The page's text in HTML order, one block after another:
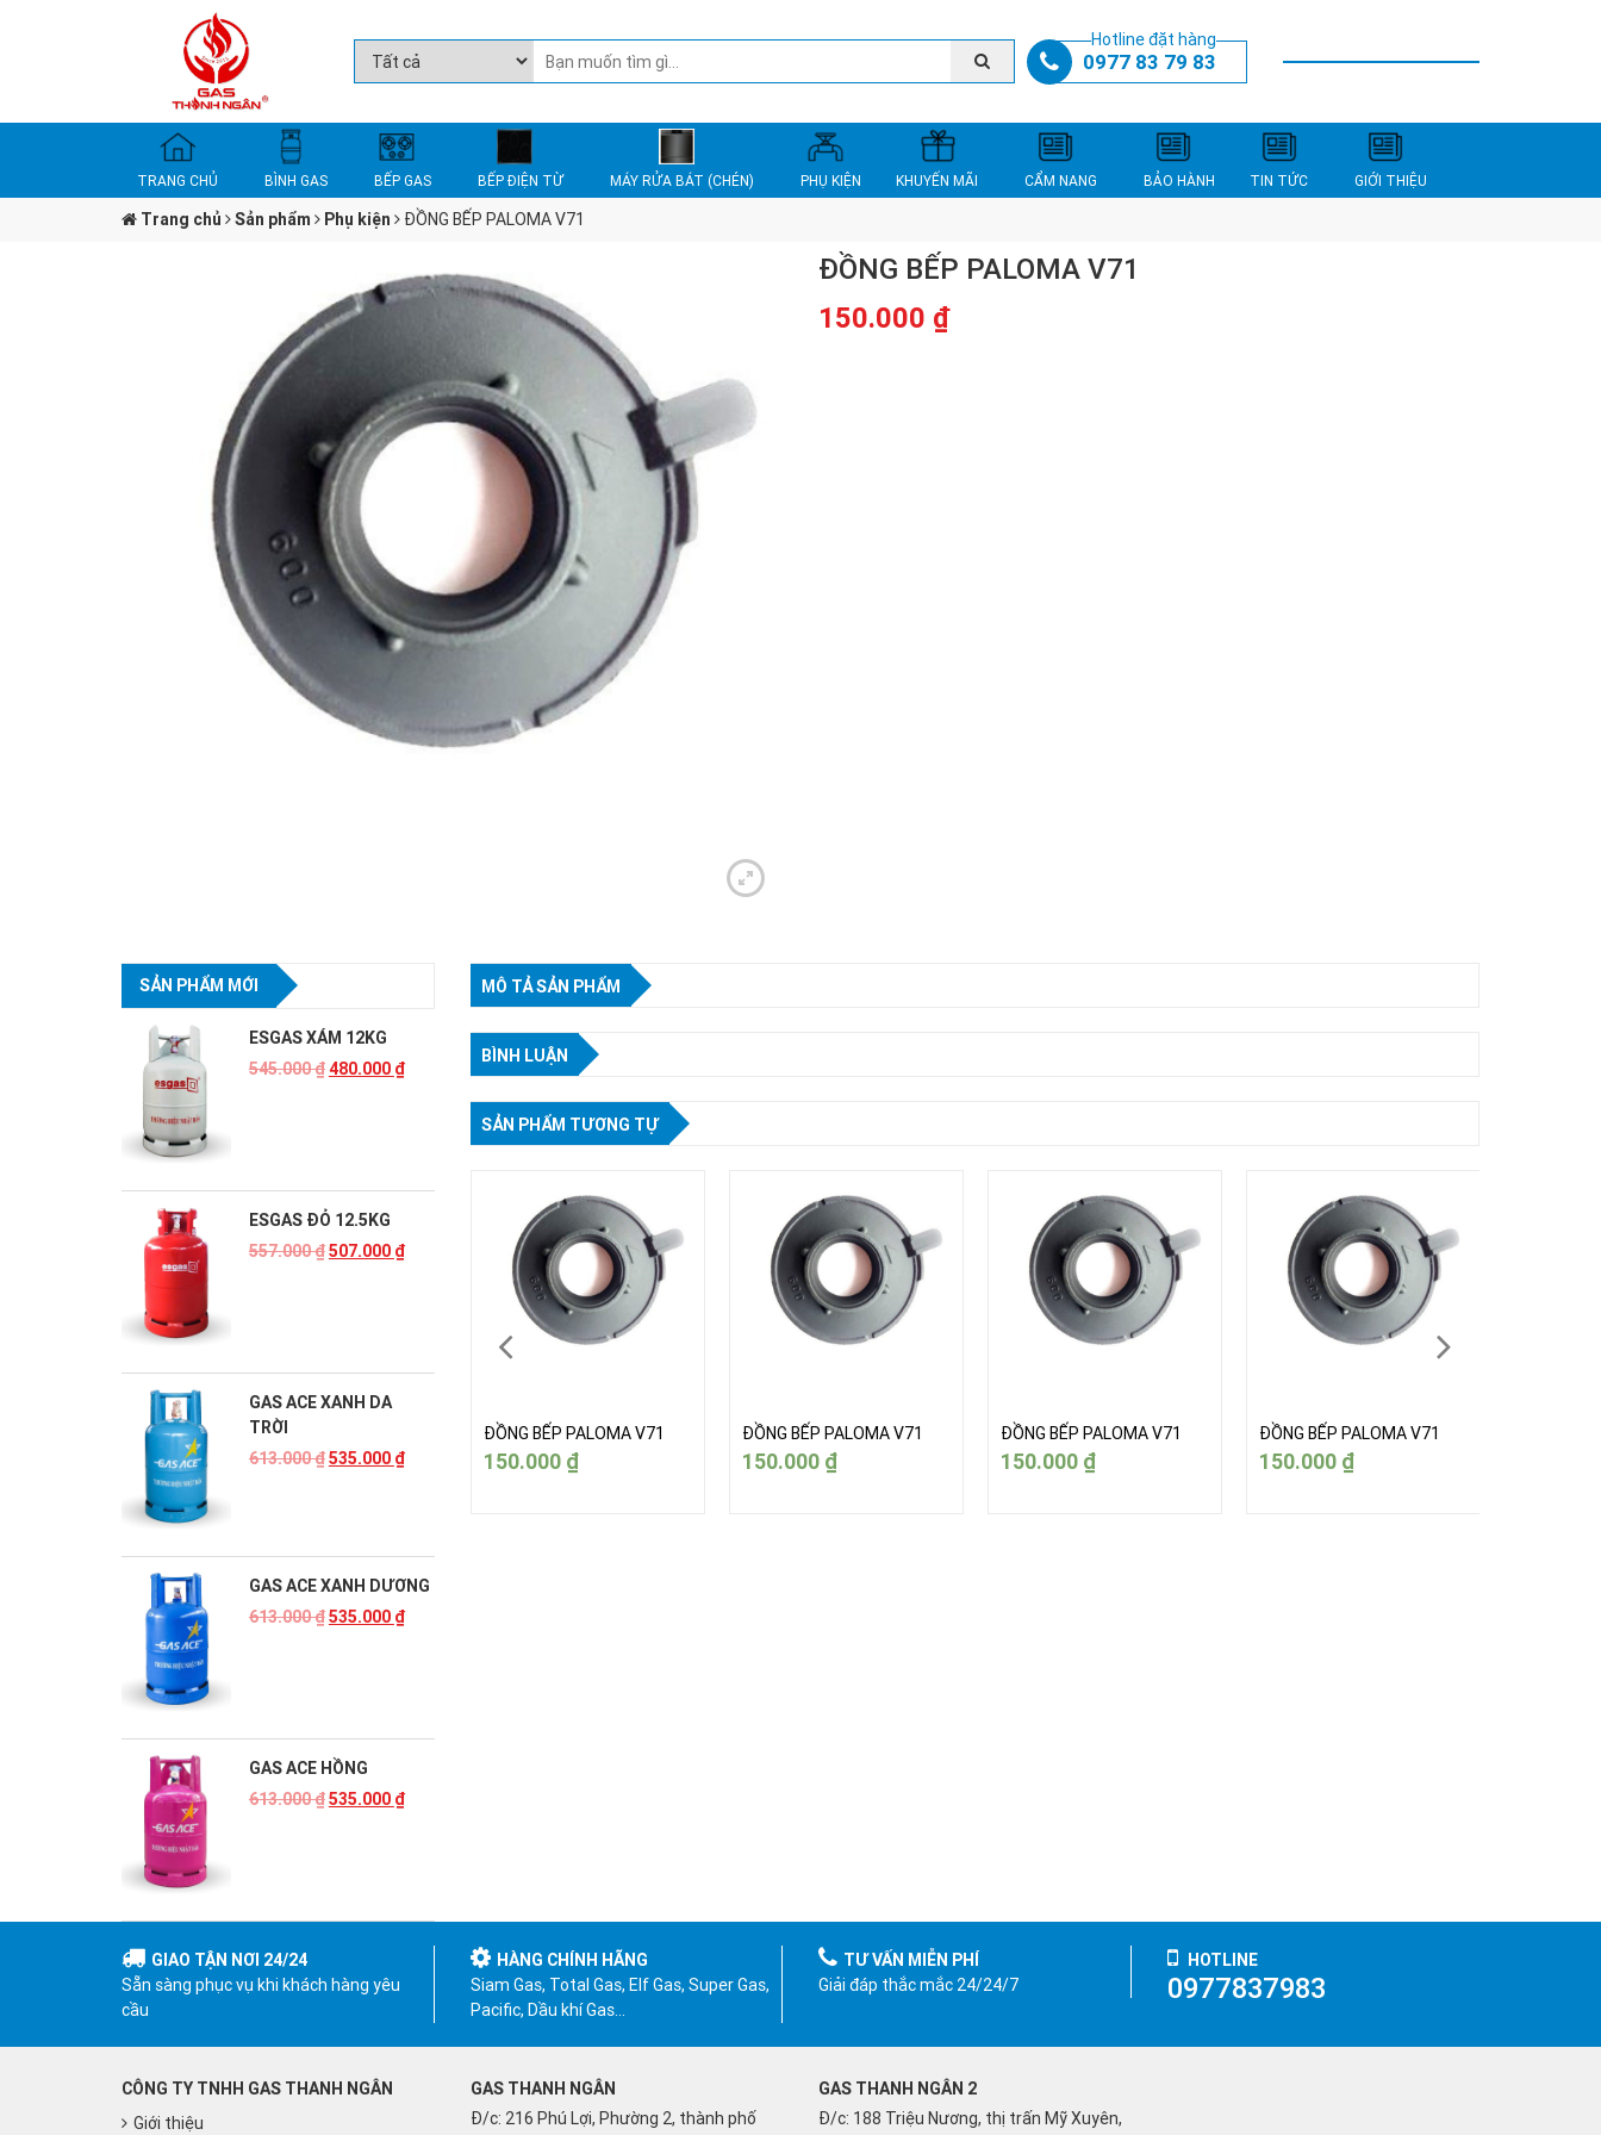
Hotline đặt hàng
0977 83 79 83
TRANG CHỦ BÌNH GAS BẾP GAS BẾP ĐIỆN TỪ MÁY RỬA BÁT (CHÉN) PHỤ KIỆN KHUYẾN MÃI CẨM NANG BẢO HÀNH TIN TỨC GIỚI THIỆU
Trang chủ Sản phẩm Phụ kiện ĐỒNG BẾP PALOMA V71
ĐỒNG BẾP PALOMA V71
150.000 ₫
MÔ TẢ SẢN PHẨM
BÌNH LUẬN
SẢN PHẨM TƯƠNG TỰ
BẾP PALOMA V71 ĐỒNG BẾP PALOMA V71
150.000₫
ĐỒNG BẾP PALOMA V71
150.000 ₫
ĐỒNG BẾP PALOMA V71
150.000 ₫
ĐỒNG BẾP PALOMA V71
150.000 ₫
ĐỒNG BẾP PALOMA V71
150.000 ₫
SẢN PHẨM MỚI
ESGAS XÁM 12KG
545.000₫480.000 ₫
ESGAS ĐỎ 12.5KG
557.000₫507.000 ₫
GAS ACE XANH DA
TRỜI
613.000₫535.000 ₫
GAS ACE XANH DƯƠNG
613.000₫535.000 ₫
GAS ACE HỒNG
613.000₫535.000 ₫
GIAO TẬN NƠI 24/24
Sẵn sàng phục vụ khi khách hàng yêu
cầu
HÀNG CHÍNH HÃNG
Siam Gas, Total Gas, Elf Gas, Super Gas,
Pacific, Dầu khí Gas…
TƯ VẤN MIỄN PHÍ
Giải đáp thắc mắc 24/24/7
HOTLINE
0977837983
CÔNG TY TNHH GAS THANH NGÂN
Giới thiệu
GAS THANH NGÂN
Đ/c: 216 Phú Lợi, Phường 2, thành phố
GAS THANH NGÂN 2
Đ/c: 188 Triệu Nương, thị trấn Mỹ Xuyên,